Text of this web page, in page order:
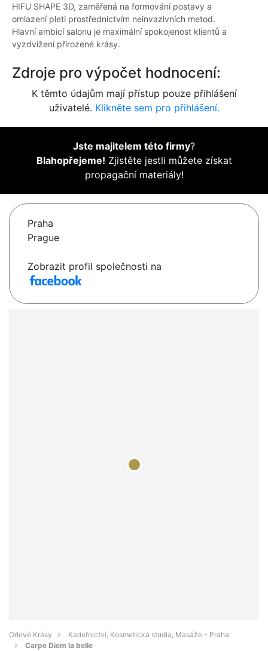
HIFU SHAPE 3D, zaměřená na formování postavy a
omlazení pleti prostřednictvím neinvazivních metod.
Hlavní ambicí salonu je maximální spokojenost klientů a
vyzdvižení přirozené krásy.
Zdroje pro výpočet hodnocení:
K těmto údajům mají přístup pouze přihlášení
uživatelé. Klikněte sem pro přihlášení.
Jste majitelem této firmy?
Blahopřejeme! Zjistěte jestli můžete získat
propagační materiály!
Praha
Prague
Zobrazit profil společnosti na
Orlové Krásy
Kadeřnictví, Kosmetická studia, Masáže - Praha
Carpe Diem la belle